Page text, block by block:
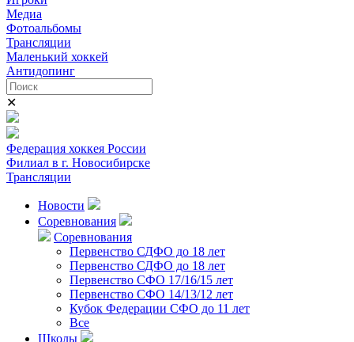
Медиа
Фотоальбомы
Трансляции
Маленький хоккей
Антидопинг
✕
Федерация хоккея России
Филиал в г. Новосибирске
Трансляции
Новости
Соревнования
Соревнования
Первенство СДФО до 18 лет
Первенство СДФО до 18 лет
Первенство СФО 17/16/15 лет
Первенство СФО 14/13/12 лет
Кубок Федерации СФО до 11 лет
Все
Школы